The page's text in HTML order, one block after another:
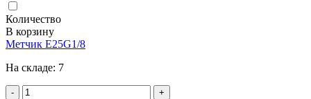
Количество
В корзину
Метчик E25G1/8
На складе: 7
- +